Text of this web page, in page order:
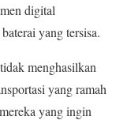
digital
yang tersisa.
menghasilkan
yang ramah
yang ingin